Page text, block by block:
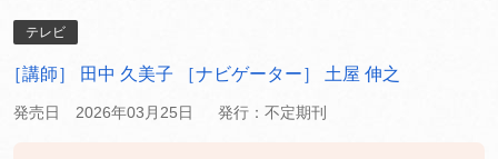
テレビ
［講師］ 田中 久美子 ［ナビゲーター］ 土屋 伸之
発売日 2026年03月25日 発行：不定期刊